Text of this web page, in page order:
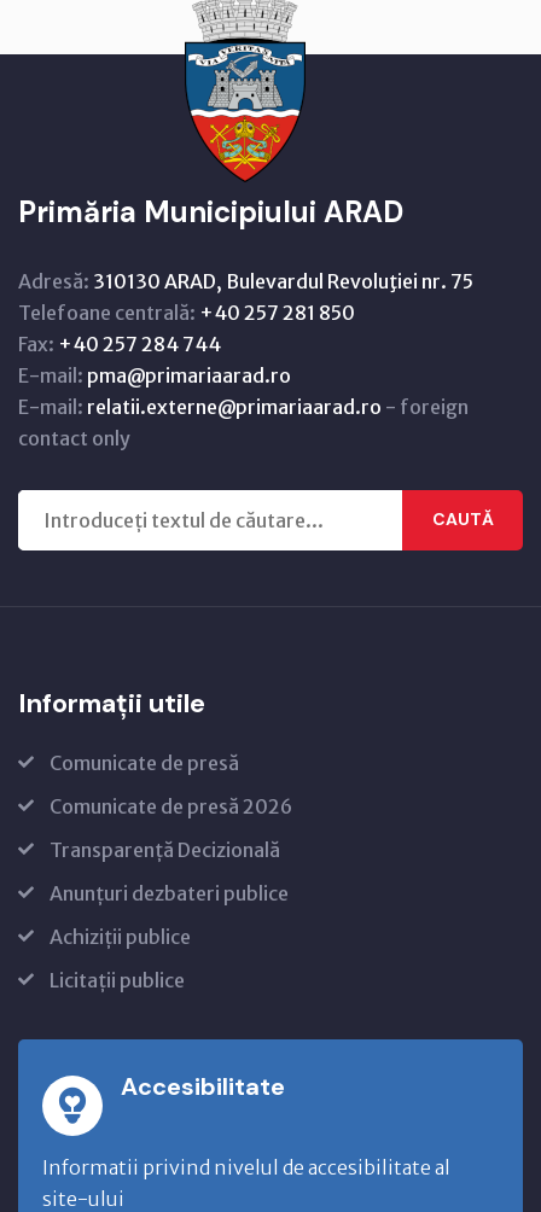
Primăria Municipiului ARAD
Adresă: 310130 ARAD, Bulevardul Revoluţiei nr. 75
Telefoane centrală: +40 257 281 850
Fax: +40 257 284 744
E-mail: pma@primariaarad.ro
E-mail: relatii.externe@primariaarad.ro - foreign
contact only
CAUTĂ
Informații utile
Comunicate de presă
Comunicate de presă 2026
Transparență Decizională
Anunțuri dezbateri publice
Achiziții publice
Licitații publice
Accesibilitate
Informatii privind nivelul de accesibilitate al
site-ului